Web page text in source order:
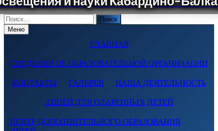
Поиск
по:Меню
ГЛАВНАЯ
СВЕДЕНИЯ ОБ ОБРАЗОВАТЕЛЬНОЙ ОРГАНИЗАЦИИ
КОНТАКТЫ ГАЛЕРЕЯ НАША ДЕЯТЕЛЬНОСТЬ
ЛИЦЕЙ ДЛЯ ОДАРЕННЫХ ДЕТЕЙ
ЦЕНТР ДОПОЛНИТЕЛЬНОГО ОБРАЗОВАНИЯ